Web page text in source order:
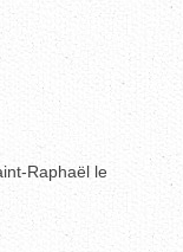
Raphaël le